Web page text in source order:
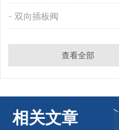
双向插板阀
查看全部
相关文章